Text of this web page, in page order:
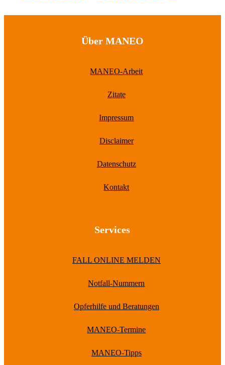
Über MANEO
MANEO-Arbeit
Zitate
Impressum
Disclaimer
Datenschutz
Kontakt
Services
FALL ONLINE MELDEN
Notfall-Nummern
Opferhilfe und Beratungen
MANEO-Termine
MANEO-Tipps